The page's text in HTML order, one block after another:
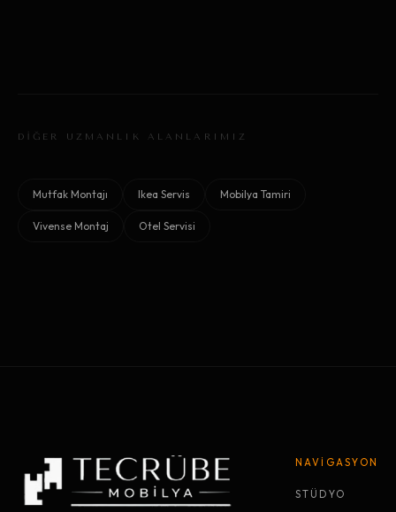
DİĞER UZMANLIK ALANLARIMIZ
Mutfak Montajı Ikea Servis Mobilya Tamiri
Vivense Montaj Otel Servisi
NAVİGASYON
STÜDYO